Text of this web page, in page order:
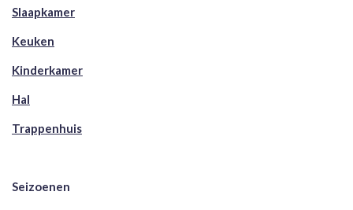
Slaapkamer
Keuken
Kinderkamer
Hal
Trappenhuis
Seizoenen